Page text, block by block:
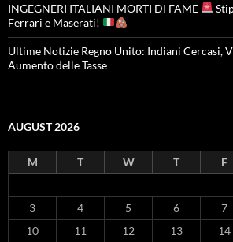
INGEGNERI ITALIANI MORTI DI FAME
Ferrari e Maserati!
Ultime Notizie Regno Unito: Indiani Cercasi,
Aumento delle Tasse
AUGUST 2026
M T W T F
3
4 5 6 7
10
11 12 13 14